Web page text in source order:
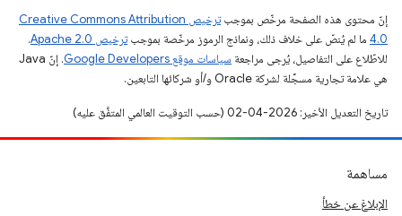
إنّ محتوى هذه الصفحة مرخّص بموجب
ترخيص Creative Commons Attribution
4.0‏ ما لم يُنصّ على خلاف ذلك، ونماذج الرموز مرخّصة بموجبترخيص Apache 2.0‏
.
للاطّلاع على التفاصيل، يُرجى مراجعة سياسات موقع Google Developers‏
. إنّ Java
هي علامة تجارية مسجَّلة لشركة Oracle و/أو شركائها التابعين.
تاريخ التعديل الأخير: 2026-04-02 (حسب التوقيت العالمي المتفَّق عليه)
مساهمة
الإبلاغ عن خطأ